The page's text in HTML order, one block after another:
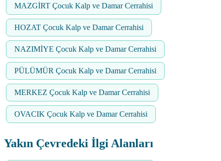
MAZGİRT Çocuk Kalp ve Damar Cerrahisi
HOZAT Çocuk Kalp ve Damar Cerrahisi
NAZIMİYE Çocuk Kalp ve Damar Cerrahisi
PÜLÜMÜR Çocuk Kalp ve Damar Cerrahisi
MERKEZ Çocuk Kalp ve Damar Cerrahisi
OVACIK Çocuk Kalp ve Damar Cerrahisi
Yakın Çevredeki İlgi Alanları